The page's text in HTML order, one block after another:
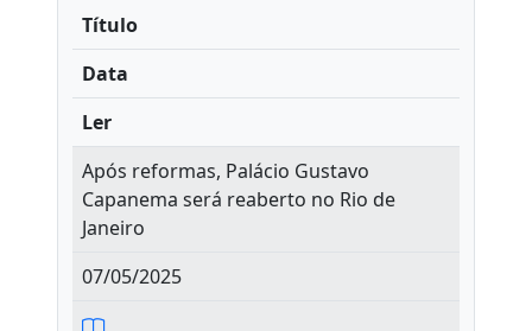
Título
Data
Ler
Após reformas, Palácio Gustavo
Capanema será reaberto no Rio de
Janeiro
07/05/2025